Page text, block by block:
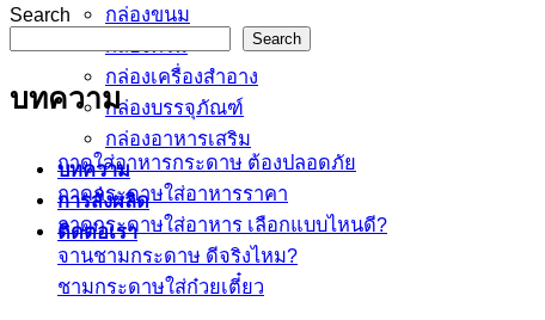
กล่องขนม
กล่องครีม
กล่องเครื่องสำอาง
กล่องบรรจุภัณฑ์
กล่องอาหารเสริม
บทความ
การสั่งผลิด
ติดต่อเรา
Search
Search
บทความ
ถาดใส่อาหารกระดาษ ต้องปลอดภัย
ถาดกระดาษใส่อาหารราคา
ถาดกระดาษใส่อาหาร เลือกแบบไหนดี?
จานชามกระดาษ ดีจริงไหม?
ชามกระดาษใส่ก๋วยเตี๋ยว